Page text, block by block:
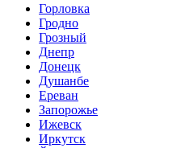
Горловка
Гродно
Грозный
Днепр
Донецк
Душанбе
Ереван
Запорожье
Ижевск
Иркутск